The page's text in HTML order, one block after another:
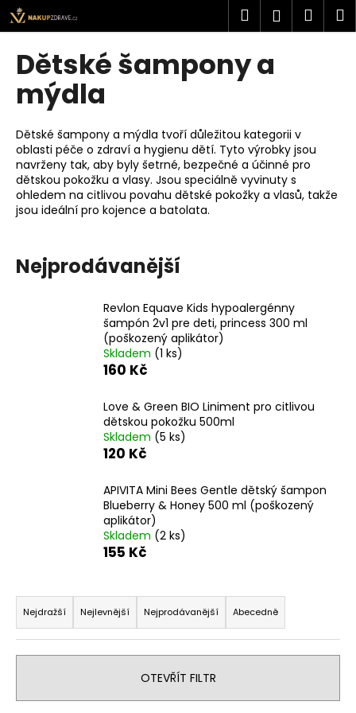
Přejít
na
obsah
Hledat
Dětské šampony a
mýdla
Dětské šampony a mýdla tvoří důležitou kategorii v
oblasti péče o zdraví a hygienu dětí. Tyto výrobky jsou
navrženy tak, aby byly šetrné, bezpečné a účinné pro
dětskou pokožku a vlasy. Jsou speciálně vyvinuty s
ohledem na citlivou povahu dětské pokožky a vlasů, takže
jsou ideální pro kojence a batolata.
Nejprodávanější
Revlon Equave Kids hypoalergénny
šampón 2v1 pre deti, princess 300 ml
(poškozený aplikátor)
Skladem (1 ks)
160 Kč
Love & Green BIO Liniment pro citlivou
dětskou pokožku 500ml
Skladem (5 ks)
120 Kč
APIVITA Mini Bees Gentle dětský šampon
Blueberry & Honey 500 ml (poškozený
aplikátor)
Skladem (2 ks)
155 Kč
Ř
a
z
e
í
Nejdražší Nejlevnější Nejprodávanější Abecedně
OTEVŘÍT FILTR
K
o
C
o
p
o
t
ř
e
u
j
HLEDAT
D
o
p
o
u